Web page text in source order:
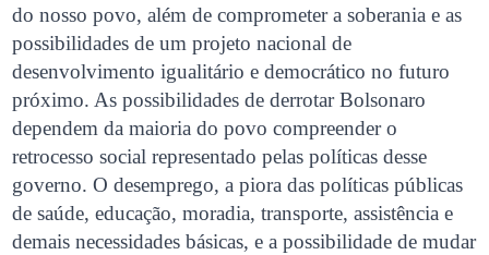
do nosso povo, além de comprometer a soberania e as
possibilidades de um projeto nacional de
desenvolvimento igualitário e democrático no futuro
próximo. As possibilidades de derrotar Bolsonaro
dependem da maioria do povo compreender o
retrocesso social representado pelas políticas desse
governo. O desemprego, a piora das políticas públicas
de saúde, educação, moradia, transporte, assistência e
demais necessidades básicas, e a possibilidade de mudar